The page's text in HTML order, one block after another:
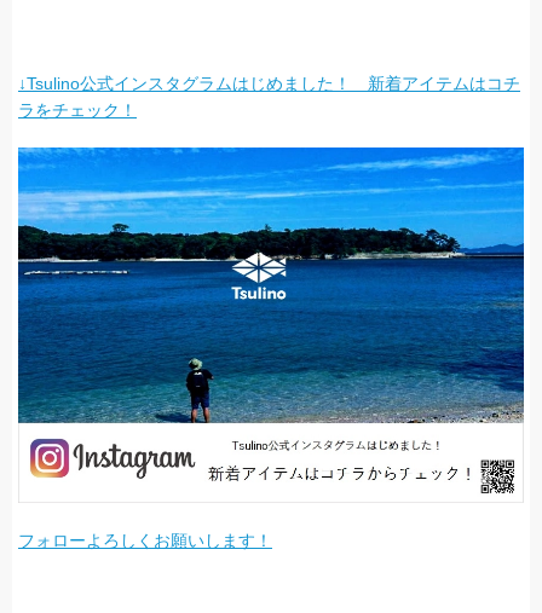
↓Tsulino公式インスタグラムはじめました！ 新着アイテムはコチ
ラをチェック！
フォローよろしくお願いします！